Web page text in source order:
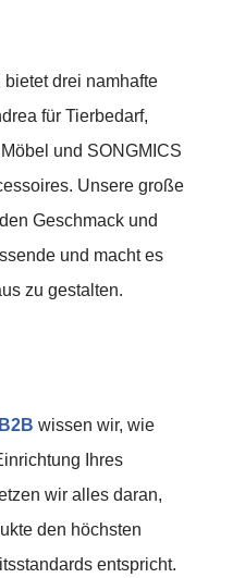
drei namhafte
für Tierbedarf,
und SONGMICS
Unsere große
Geschmack und
und macht es
zu gestalten.
wissen wir, wie
Ihres
wir alles daran,
den höchsten
entspricht.